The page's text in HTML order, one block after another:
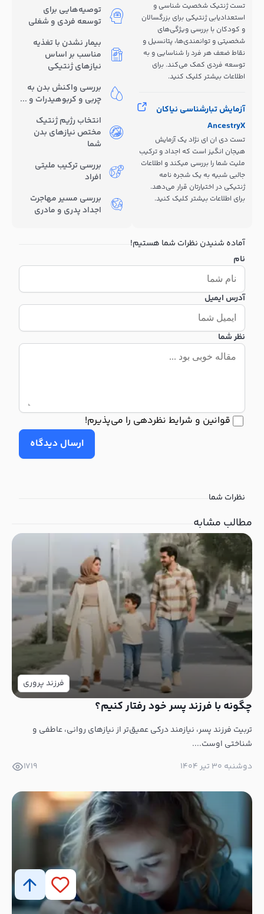
توصیه‌هایی برای
توسعه فردی و شغلی
بیمار نشدن با تغذیه
مناسب بر اساس
نیازهای ژنتیکی
بررسی واکنش بدن به
چربی و کربوهیدرات و ...
انتخاب رژیم ژنتیک
مختص نیازهای بدن
شما
بررسی ترکیب ملیتی
افراد
بررسی مسیر مهاجرت
اجداد پدری و مادری
تست ژنتیک شخصیت شناسی و
استعدادیابی ژنتیکی برای بزرگسالان
و کودکان با بررسی ویژگی‌های
شخصیتی و توانمندی‌ها، پتانسیل و
نقاط ضعف هر فرد را شناسایی و به
توسعه فردی کمک می‌کند. برای
اطلاعات بیشتر کلیک کنید.
آزمایش تبارشناسی نیاکان
AncestryX
تست دی ان ای نژاد یک آزمایش
هیجان انگیز است که اجداد و ترکیب
ملیت شما را بررسی میکند و اطلاعات
جالبی شبیه به یک شجره نامه
ژنتیکی در اختیارتان قرار می‌دهد.
برای اطلاعات بیشتر کلیک کنید.
آماده شنیدن نظرات شما هستیم!
نام
آدرس ایمیل
نظر شما
قوانین و شرایط نظردهی را می‌پذیرم!
ارسال دیدگاه
نظرات شما
مطالب مشابه
فرزند پروری
چگونه با فرزند پسر خود رفتار کنیم؟
تربیت فرزند پسر، نیازمند درکی عمیق‌تر از نیازهای روانی، عاطفی و
شناختی اوست....
دوشنبه ۳۰ تیر ۱۴۰۴
1719